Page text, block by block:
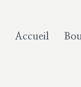
Accueil